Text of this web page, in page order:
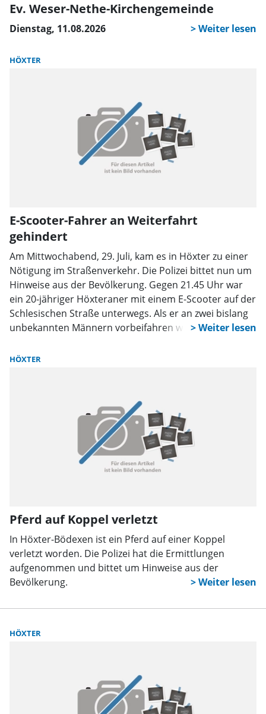
Ev. Weser-Nethe-Kirchengemeinde
Dienstag, 11.08.2026
HÖXTER
E-Scooter-Fahrer an Weiterfahrt
gehindert
Am Mittwochabend, 29. Juli, kam es in Höxter zu einer
Nötigung im Straßenverkehr. Die Polizei bittet nun um
Hinweise aus der Bevölkerung. Gegen 21.45 Uhr war
ein 20-jähriger Höxteraner mit einem E-Scooter auf der
Schlesischen Straße unterwegs. Als er an zwei bislang
unbekannten Männern vorbeifahren wollte, stellte sich
Jährige musste daraufhin anhalten und verständigte
unbekannten Männer vom Ort des Geschehens.
HÖXTER
Pferd auf Koppel verletzt
In Höxter-Bödexen ist ein Pferd auf einer Koppel
verletzt worden. Die Polizei hat die Ermittlungen
aufgenommen und bittet um Hinweise aus der
Bevölkerung.
HÖXTER